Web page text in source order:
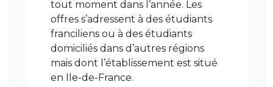
tout moment dans l’année. Les
offres s’adressent à des étudiants
franciliens ou à des étudiants
domiciliés dans d’autres régions
mais dont l’établissement est situé
en Ile-de-France.